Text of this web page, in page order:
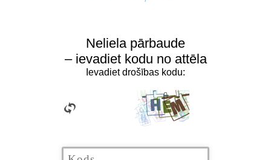
Neliela pārbaude
– ievadiet kodu no attēla
Ievadiet drošības kodu: